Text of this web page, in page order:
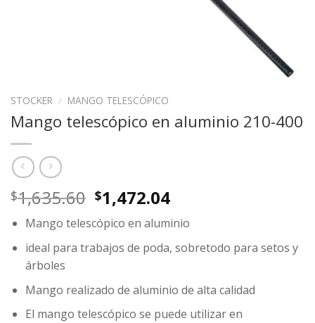
STOCKER / MANGO TELESCÓPICO
Mango telescópico en aluminio 210-400
$1,635.60 Original
price
was:
$1,635.60.
$1,472.04Current
price
is:
$1,472.04.
Mango telescópico en aluminio
ideal para trabajos de poda, sobretodo para setos y
árboles
Mango realizado de aluminio de alta calidad
El mango telescópico se puede utilizar en